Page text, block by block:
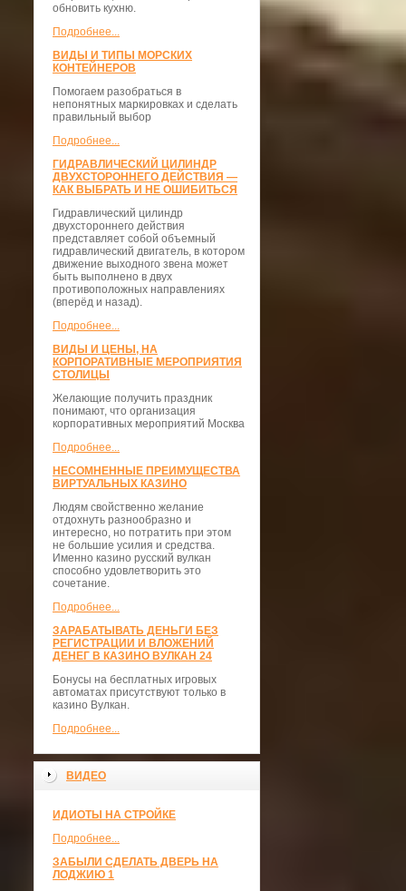
обновить кухню.
Подробнее...
ВИДЫ И ТИПЫ МОРСКИХ
КОНТЕЙНЕРОВ
Помогаем разобраться в
непонятных маркировках и сделать
правильный выбор
Подробнее...
ГИДРАВЛИЧЕСКИЙ ЦИЛИНДР
ДВУХСТОРОННЕГО ДЕЙСТВИЯ —
КАК ВЫБРАТЬ И НЕ ОШИБИТЬСЯ
Гидравлический цилиндр
двухстороннего действия
представляет собой объемный
гидравлический двигатель, в котором
движение выходного звена может
быть выполнено в двух
противоположных направлениях
(вперёд и назад).
Подробнее...
ВИДЫ И ЦЕНЫ, НА
КОРПОРАТИВНЫЕ МЕРОПРИЯТИЯ
СТОЛИЦЫ
Желающие получить праздник
понимают, что организация
корпоративных мероприятий Москва
Подробнее...
НЕСОМНЕННЫЕ ПРЕИМУЩЕСТВА
ВИРТУАЛЬНЫХ КАЗИНО
Людям свойственно желание
отдохнуть разнообразно и
интересно, но потратить при этом
не большие усилия и средства.
Именно казино русский вулкан
способно удовлетворить это
сочетание.
Подробнее...
ЗАРАБАТЫВАТЬ ДЕНЬГИ БЕЗ
РЕГИСТРАЦИИ И ВЛОЖЕНИЙ
ДЕНЕГ В КАЗИНО ВУЛКАН 24
Бонусы на бесплатных игровых
автоматах присутствуют только в
казино Вулкан.
Подробнее...
ВИДЕО
ИДИОТЫ НА СТРОЙКЕ
Подробнее...
ЗАБЫЛИ СДЕЛАТЬ ДВЕРЬ НА
ЛОДЖИЮ 1